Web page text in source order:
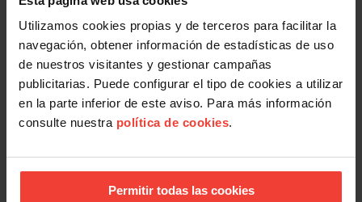
Utilizamos cookies propias y de terceros para facilitar la
navegación, obtener información de estadísticas de uso
de nuestros visitantes y gestionar campañas
publicitarias. Puede configurar el tipo de cookies a utilizar
en la parte inferior de este aviso. Para más información
consulte nuestra política de cookies.
Permitir todas las cookies